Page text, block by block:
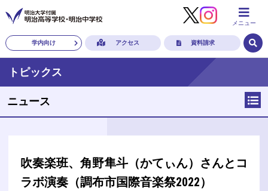
メニュー
学内向け アクセス 資料請求
トピックス
ニュース
吹奏楽班、角野隼斗（かてぃん）さんとコ
ラボ演奏（調布市国際音楽祭2022）